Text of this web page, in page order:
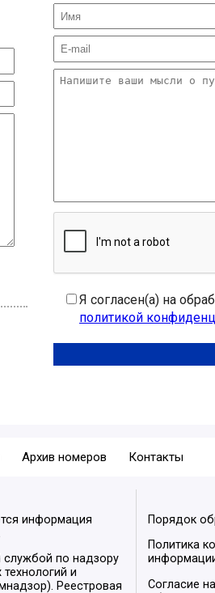
Я согласен(а) на
политикой
Архив номеров Контакты
информация
службой по надзору
и
Реестровая
Порядок
Политика
Согласие